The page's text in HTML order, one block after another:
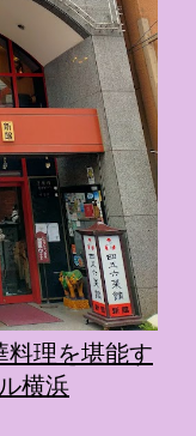
理を堪能す
横浜